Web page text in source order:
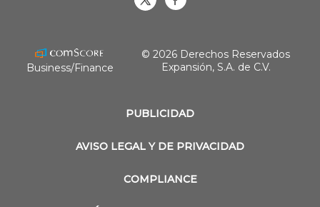
PUBLICIDAD
AVISO LEGAL Y DE PRIVACIDAD
COMPLIANCE
Business/Finance
© 2026 Derechos Reservados
Expansión, S.A. de C.V.